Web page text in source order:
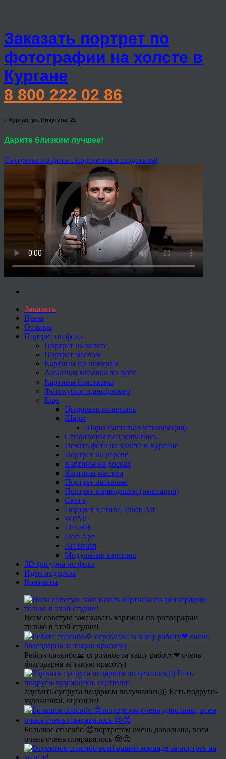
Заказать портрет по
фотографии на холсте в
Кургане
8 800 222 02 86
г. Курган, ул. Пичугина, 21
Дарите близким лучшее!
Статуэтка по фото с портретным сходством!
Заказать
Цены
Отзывы
Портрет по фото
Портрет на холсте
Портрет маслом
Картины по номерам
Алмазная мозаика по фото
Картины блестками
Фотокубик трансформер
Еще
Цифровая живопись
Шарж
Шарж пастелью (стилизация)
Стилизация под живопись
Печать фото на холсте в Кургане
Портрет на дереве
Картины на досках
Картины маслом
Портрет пастелью
Портрет карандашом (имитация)
Скетч
Портрет в стиле Touch Art
WPAP
ГРАНЖ
Поп Арт
Art Brush
Модульные картины
3D фигурка по фото
Идеи подарков
Контакты
Всем советую заказывать картины по фотографии
только в этой студии!
Ребята спасибо🙏 огромное за вашу работу❤ очень
благодарна за такую красоту)
Удивить супруга подарком получилось))) Есть подруги-
художники, оценили!
Большое спасибо 😍портретом очень довольны, всем
очень очень понравилось 😍😍